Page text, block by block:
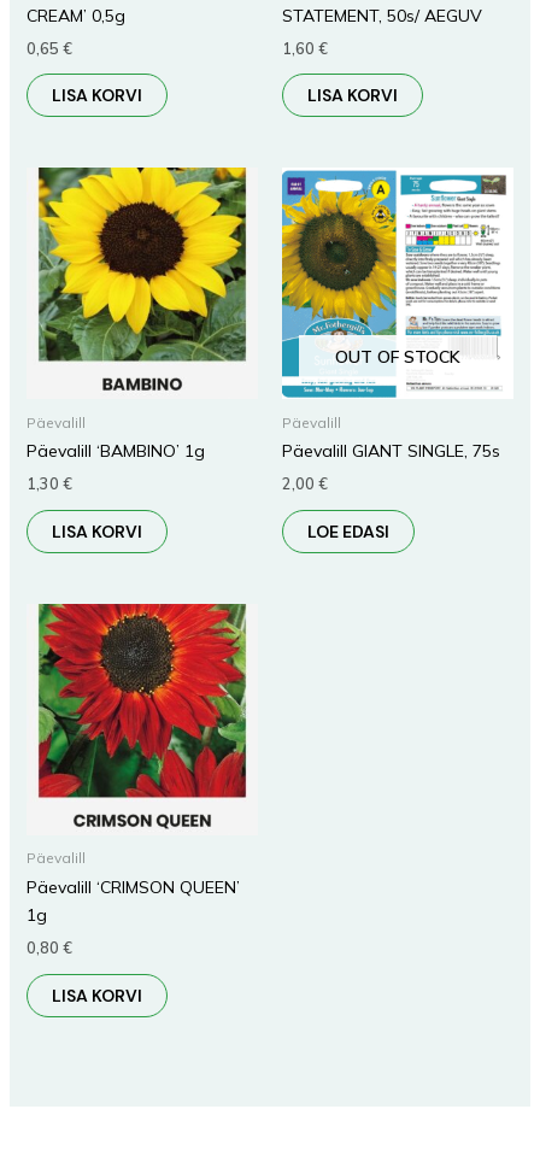
CREAM’ 0,5g
0,65 €
LISA KORVI
STATEMENT, 50s/ AEGUV
1,60 €
LISA KORVI
Päevalill
Päevalill ‘BAMBINO’ 1g
1,30 €
LISA KORVI
OUT OF STOCK
Päevalill
Päevalill GIANT SINGLE, 75s
2,00 €
LOE EDASI
Päevalill
Päevalill ‘CRIMSON QUEEN’
1g
0,80 €
LISA KORVI